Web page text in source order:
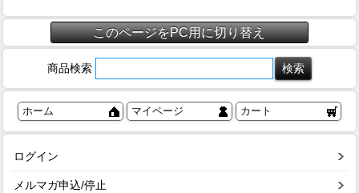
このページをPC用に切り替え
商品検索
ホーム マイページ カート
ログイン
メルマガ申込/停止